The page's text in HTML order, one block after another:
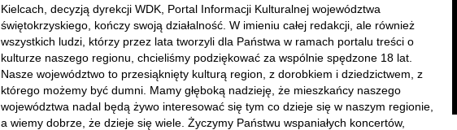
Kielcach, decyzją dyrekcji WDK, Portal Informacji Kulturalnej województwa
świętokrzyskiego, kończy swoją działalność. W imieniu całej redakcji, ale również
wszystkich ludzi, którzy przez lata tworzyli dla Państwa w ramach portalu treści o
kulturze naszego regionu, chcieliśmy podziękować za wspólnie spędzone 18 lat.
Nasze województwo to przesiąknięty kulturą region, z dorobkiem i dziedzictwem, z
którego możemy być dumni. Mamy głęboką nadzieję, że mieszkańcy naszego
województwa nadal będą żywo interesować się tym co dzieje się w naszym regionie,
a wiemy dobrze, że dzieje się wiele. Życzymy Państwu wspaniałych koncertów,